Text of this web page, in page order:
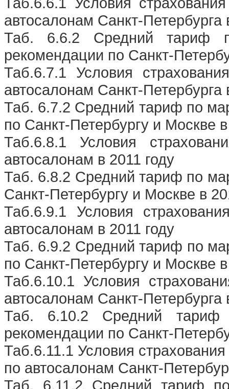
автосалонам Санкт-Петербурга
Таб. 6.6.2 Средний
рекомендации по Санкт-
Таб.6.7.1 Условия
автосалонам Санкт-Петербурга
Таб. 6.7.2 Средний тариф по
по Санкт-Петербургу и Москве
Таб.6.8.1 Условия
автосалонам в 2011 году
Таб. 6.8.2 Средний тариф по
Санкт-Петербургу и Москве в
Таб.6.9.1 Условия
автосалонам в 2011 году
Таб. 6.9.2 Средний тариф по
по Санкт-Петербургу и Москве
Таб.6.10.1 Условия
автосалонам Санкт-Петербурга
Таб. 6.10.2 Средний
рекомендации по Санкт-
Таб.6.11.1 Условия
по автосалонам Санкт-
Таб. 6.11.2 Средний тариф